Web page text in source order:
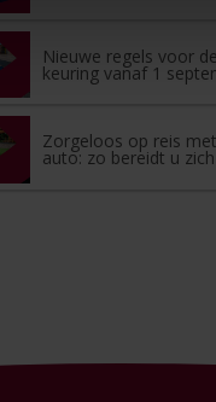
Nieuwe regels voor
keuring vanaf 1
Zorgeloos op reis
auto: zo bereidt u